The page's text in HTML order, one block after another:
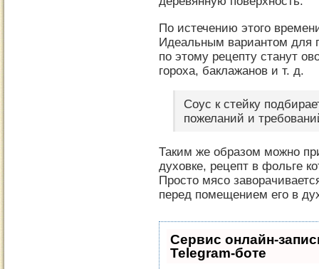
По истечению этого
Идеальным вариантом для
по этому рецепту станут
гороха, баклажанов и т. д.
Соус к стейку
пожеланий и
Таким же образом можно
духовке, рецепт в фольге
Просто мясо
перед помещением его в
Сервис онлайн-
Telegram-боте